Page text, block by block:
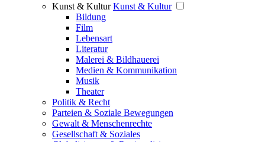
Kunst & Kultur Kunst & Kultur
Bildung
Film
Lebensart
Literatur
Malerei & Bildhauerei
Medien & Kommunikation
Musik
Theater
Politik & Recht
Parteien & Soziale Bewegungen
Gewalt & Menschenrechte
Gesellschaft & Soziales